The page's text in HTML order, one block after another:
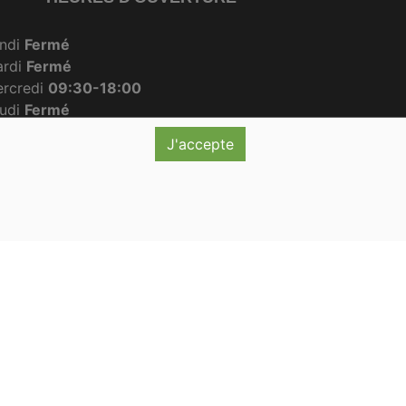
J'accepte
Fermé
Fermé
09:30-18:00
Fermé